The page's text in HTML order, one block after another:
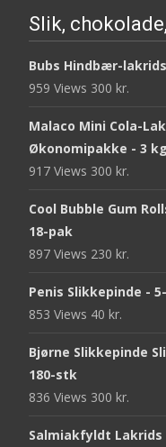
Slik,
Bubs Hindbær-
959 Views 300 kr.
Malaco Mini Cola-
Økonomipakke - 3 kg
917 Views 300 kr.
Cool Bubble Gum
18-pak
897 Views 230 kr.
Penis Slikkepinde -
853 Views 40 kr.
Bjørne Slikkepinde
180-stk
836 Views 300 kr.
Salmiakfyldt